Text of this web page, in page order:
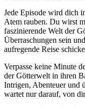
Jede Episode wird dich
Atem rauben. Du wirst
faszinierende Welt der
Überraschungen sein
aufregende Reise
Verpasse keine Minute
der Götterwelt in ihren
Intrigen, Abenteuer und
wartet nur darauf, von